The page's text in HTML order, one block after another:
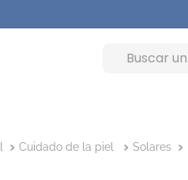
Cuidado de la piel Solares